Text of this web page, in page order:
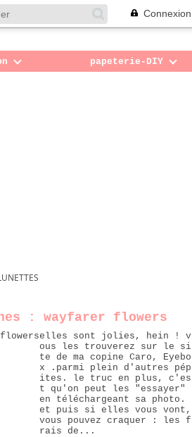
Connexion
papeterie-DIY
: wayfarer flowers
elles sont jolies, hein ! v
ous les trouverez sur le si
te de ma copine Caro, Eyebo
x .parmi plein d'autres pép
ites. le truc en plus, c'es
t qu'on peut les "essayer"
en téléchargeant sa photo.
et puis si elles vous vont,
vous pouvez craquer : les f
rais de...